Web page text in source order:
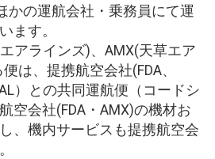
かの運航会社・乗務員にて運
ます。
アラインズ)、AMX(天草エア
は、提携航空会社(FDA、
）との共同運航便（コードシ
空会社(FDA・AMX)の機材お
、機内サービスも提携航空会